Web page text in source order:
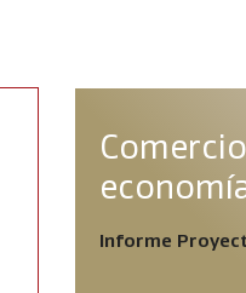
Informe